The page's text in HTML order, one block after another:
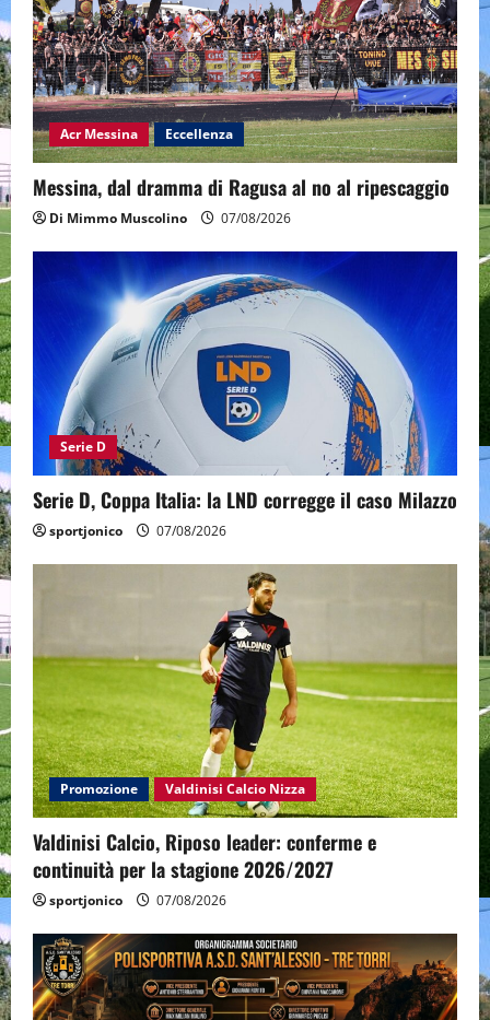
Acr Messina Eccellenza
Messina, dal dramma di Ragusa al no al ripescaggio
Di Mimmo Muscolino 07/08/2026
Serie D
Serie D, Coppa Italia: la LND corregge il caso Milazzo
sportjonico 07/08/2026
Promozione Valdinisi Calcio Nizza
Valdinisi Calcio, Riposo leader: conferme e
continuità per la stagione 2026/2027
sportjonico 07/08/2026